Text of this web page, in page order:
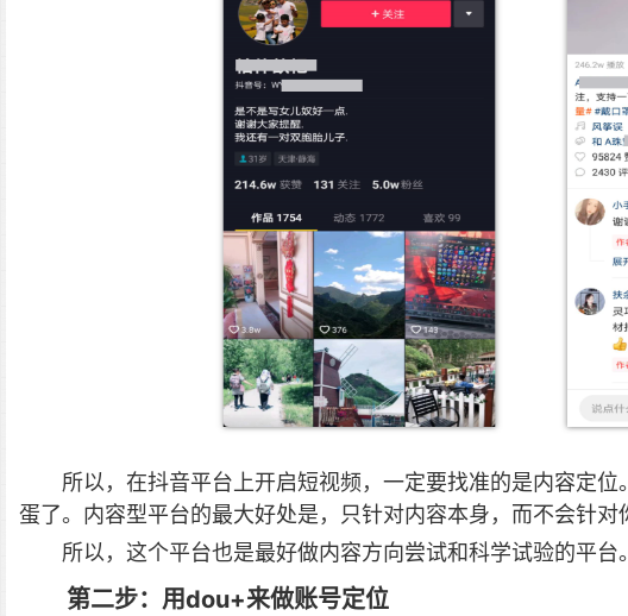
所以，在抖音平台上开启短视频，一定要找准的是内容定
蛋了。内容型平台的最大好处是，只针对内容本身，而不会针对
所以，这个平台也是最好做内容方向尝试和科学试验的平台。
第二步：用dou+来做账号定位